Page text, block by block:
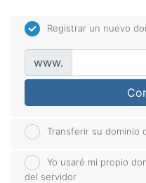
Registrar un nuevo
www.
Transferir su dominio
Yo usaré mi propio
del servidor